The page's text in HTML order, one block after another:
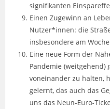
signifikanten
Einen Zugewinn an
Nutzer*innen: die
insbesondere am
Eine neue Form der
Pandemie (weitgehend)
voneinander zu halten,
gelernt, das auch das
uns das Neun-Euro-